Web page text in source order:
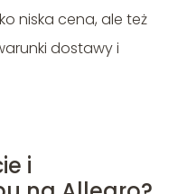
niska cena, ale też
dostawy i
i